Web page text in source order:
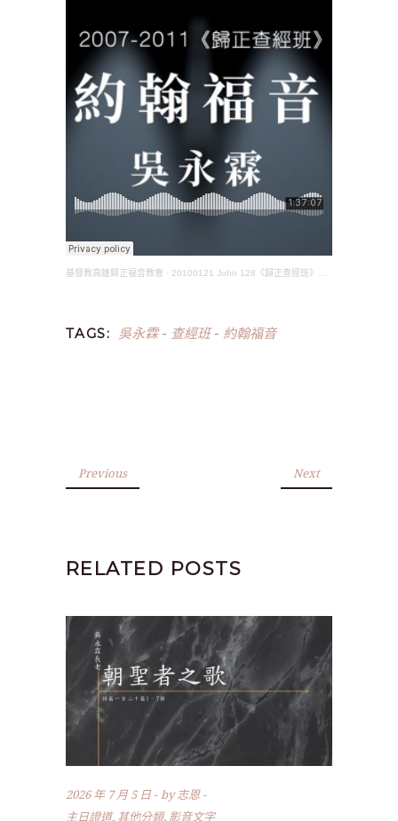
基督教高雄歸正福音教會 · 20100121 John 128《歸正查經班》約翰福音(吳永霖長老)
TAGS: 吳永霖- 查經班- 約翰福音
Previous Next
RELATED POSTS
2026 年 7 月 5 日 by志恩
主日證道, 其他分類, 影音文字